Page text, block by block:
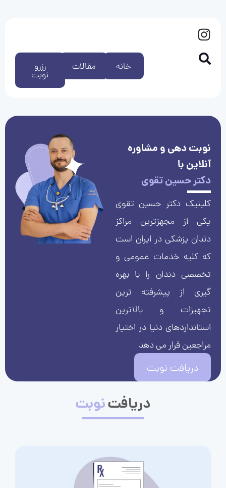
رزرو
نوبت
مقالات خانه
نوبت دهی و مشاوره
آنلاین با
دکتر حسین تقوی
کلینیک دکتر حسین تقوی
یکی از مجهزترین مراکز
دندان پزشکی در ایران است
که کلیه خدمات عمومی و
تخصصی دندان را با بهره
گیری از پیشرفته ترین
تجهیزات و بالاترین
استانداردهای دنیا در اختیار
مراجعین قرار می دهد.
دریافت نوبت
دریافتنوبت